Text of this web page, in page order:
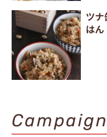
ツ
はん
Campaign